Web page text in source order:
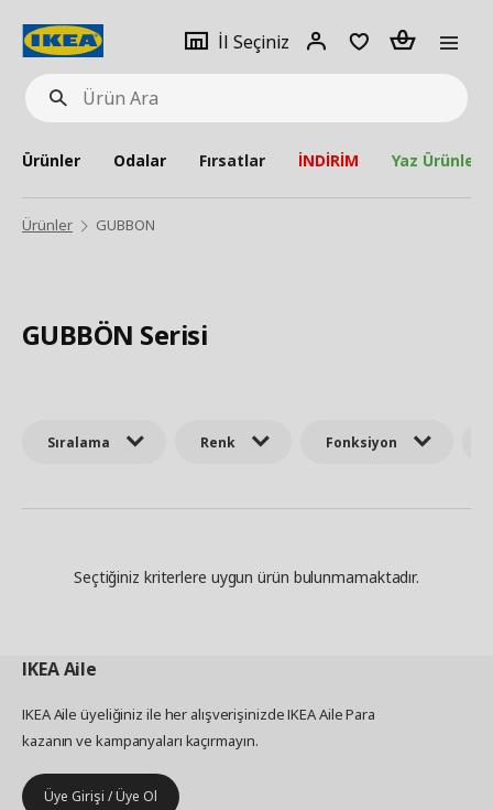
Ürün
Ara
İl Seçiniz
Giriş
Adet
Ürünler Odalar Fırsatlar İNDİRİM Yaz Ürünleri
Ürünler GUBBON
GUBBÖN Serisi
Sıralama Renk Fonksiyon
Seçtiğiniz kriterlere uygun ürün bulunmamaktadır.
IKEAAile
IKEA Aile üyeliğiniz ile her alışverişinizde IKEA Aile Para
kazanın ve kampanyaları kaçırmayın.
Üye Girişi / Üye Ol